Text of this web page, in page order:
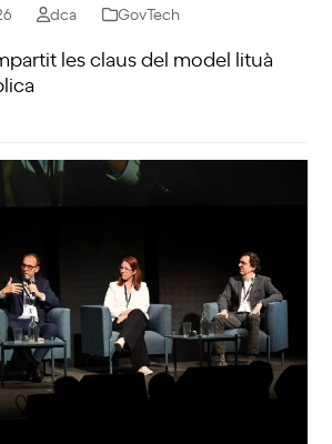
dca GovTech
les claus del model lituà